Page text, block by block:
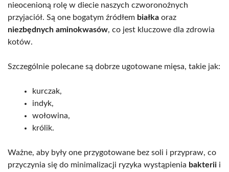
nieocenioną rolę w diecie naszych czworonożnych
przyjaciół. Są one bogatym źródłem białka oraz
niezbędnych aminokwasów, co jest kluczowe dla zdrowia
kotów.
Szczególnie polecane są dobrze ugotowane mięsa, takie jak:
kurczak,
indyk,
wołowina,
królik.
Ważne, aby były one przygotowane bez soli i przypraw, co
przyczynia się do minimalizacji ryzyka wystąpienia bakterii i